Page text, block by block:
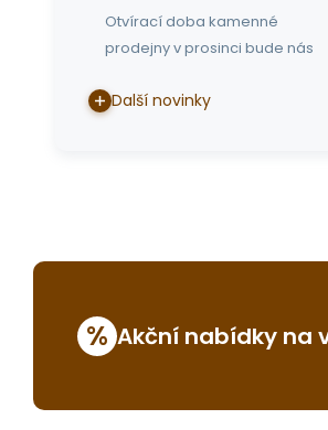
Otvírací doba kamenné
prodejny v prosinci bude nás
Další novinky
% Akční nabídky na